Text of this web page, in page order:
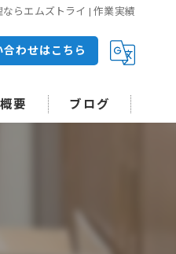
らエムズトライ | 作業実績
合わせはこちら
要 ブログ